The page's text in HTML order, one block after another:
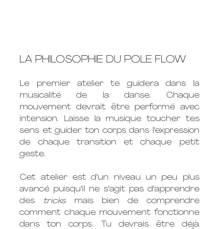
LA PHILOSOPHIE DU POLE FLOW
Le premier atelier te guidera dans la
musicalité de la danse. Chaque
mouvement devrait être performé avec
intension. Laisse la musique toucher tes
sens et guider ton corps dans l'expression
de chaque transition et chaque petit
geste.
Cet atelier est d'un niveau un peu plus
avancé puisqu'il ne s'agit pas d'apprendre
des tricks mais bien de comprendre
comment chaque mouvement fonctionne
dans ton corps. Tu devrais être déjà